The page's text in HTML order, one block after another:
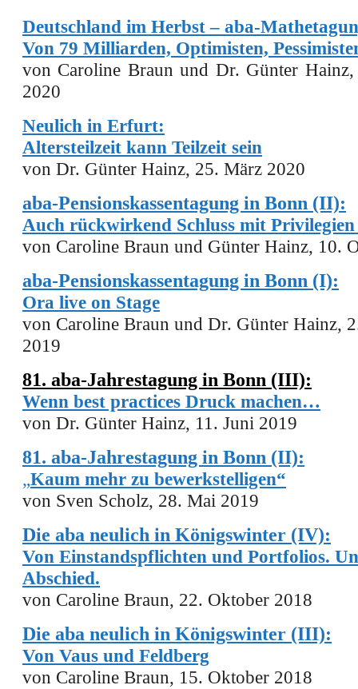
Deutschland im Herbst – aba-
Von 79 Milliarden, Optimisten,
von Caroline Braun und Dr. Günter
2020
Neulich in Erfurt:
Altersteilzeit kann Teilzeit sein
von Dr. Günter Hainz, 25. März 2020
aba-Pensionskassentagung in Bonn (II):
Auch rückwirkend Schluss mit Privilegien
von Caroline Braun und Günter Hainz, 10.
aba-Pensionskassentagung in Bonn (I):
Ora live on Stage
von Caroline Braun und Dr. Günter Hainz,
2019
81. aba-Jahrestagung in Bonn (III):
Wenn best practices Druck machen…
von Dr. Günter Hainz, 11. Juni 2019
81. aba-Jahrestagung in Bonn (II):
„Kaum mehr zu bewerkstelligen“
von Sven Scholz, 28. Mai 2019
Die aba neulich in Königswinter (IV):
Von Einstandspflichten und Portfolios.
Abschied.
von Caroline Braun, 22. Oktober 2018
Die aba neulich in Königswinter (III):
Von Vaus und Feldberg
von Caroline Braun, 15. Oktober 2018